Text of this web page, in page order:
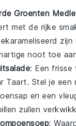
Groenten
met de rijke
noot toe
: Een frisse
Taart. Stel je een
en een
zullen
: